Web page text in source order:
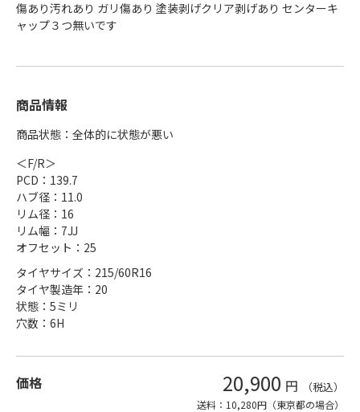
傷あり汚れあり ガリ傷あり 塗装剥げクリア剥げあり センターキ
ャップ３つ無いです
商品情報
商品状態：全体的に状態が悪い
＜F/R＞
PCD：139.7
ハブ径：11.0
リム径：16
リム幅：7JJ
オフセット：25
タイヤサイズ：215/60R16
タイヤ製造年：20
状態：5ミリ
穴数：6H
価格 20,900 円 （税込）
送料：10,280円（東京都の場合）